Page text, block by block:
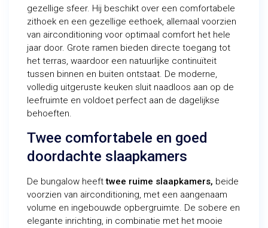
gezellige sfeer. Hij beschikt over een comfortabele
zithoek en een gezellige eethoek, allemaal voorzien
van airconditioning voor optimaal comfort het hele
jaar door. Grote ramen bieden directe toegang tot
het terras, waardoor een natuurlijke continuïteit
tussen binnen en buiten ontstaat. De moderne,
volledig uitgeruste keuken sluit naadloos aan op de
leefruimte en voldoet perfect aan de dagelijkse
behoeften.
Twee comfortabele en goed
doordachte slaapkamers
De bungalow heefttwee ruime slaapkamers, beide
voorzien van airconditioning, met een aangenaam
volume en ingebouwde opbergruimte. De sobere en
elegante inrichting, in combinatie met het mooie